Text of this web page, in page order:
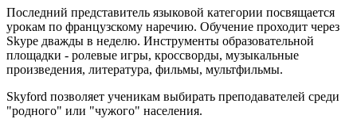
Последний представитель языковой категории посвящается
урокам по французскому наречию. Обучение проходит через
Skype дважды в неделю. Инструменты образовательной
площадки - ролевые игры, кроссворды, музыкальные
произведения, литература, фильмы, мультфильмы.
Skyford позволяет ученикам выбирать преподавателей среди
"родного" или "чужого" населения.